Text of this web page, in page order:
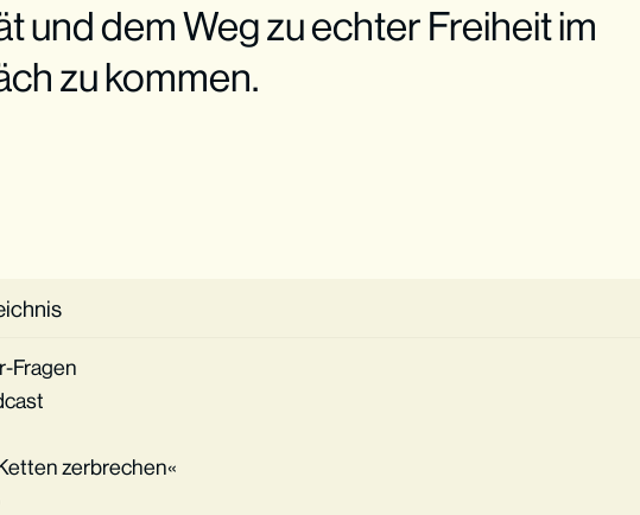
und dem Weg zu echter Freiheit im
zu kommen.
Fragen
zerbrechen«